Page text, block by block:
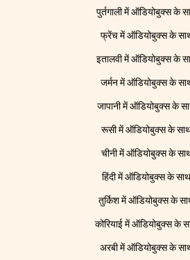
पुर्तगाली में ऑडियोबुक्स के
फ्रेंच में ऑडियोबुक्स के
इतालवी में ऑडियोबुक्स के
जर्मन में ऑडियोबुक्स के
जापानी में ऑडियोबुक्स के
रूसी में ऑडियोबुक्स के
चीनी में ऑडियोबुक्स के
हिंदी में ऑडियोबुक्स के
तुर्किश में ऑडियोबुक्स के
कोरियाई में ऑडियोबुक्स के
अरबी में ऑडियोबुक्स के